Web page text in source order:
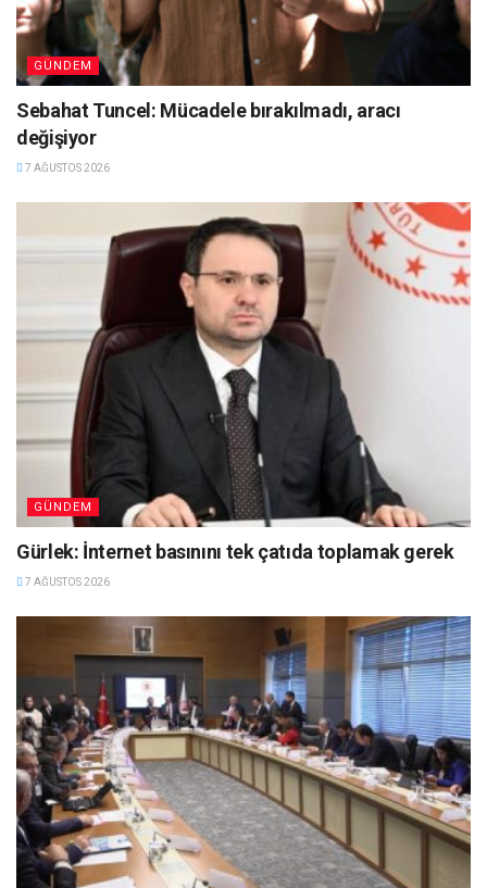
GÜNDEM
Sebahat Tuncel: Mücadele bırakılmadı, aracı
değişiyor
7 AĞUSTOS 2026
GÜNDEM
Gürlek: İnternet basınını tek çatıda toplamak gerek
7 AĞUSTOS 2026